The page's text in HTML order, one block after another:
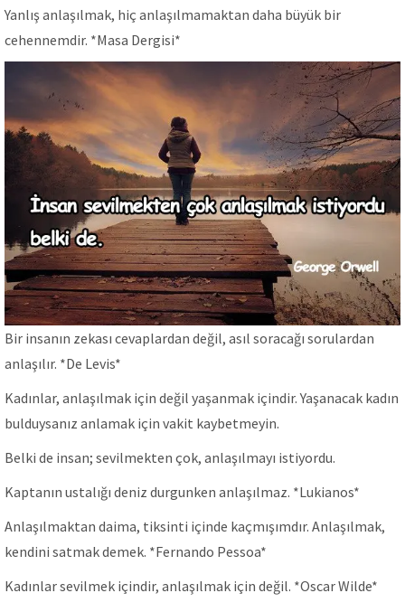
Yanlış anlaşılmak, hiç anlaşılmamaktan daha büyük bir
cehennemdir. *Masa Dergisi*
Bir insanın zekası cevaplardan değil, asıl soracağı sorulardan
anlaşılır. *De Levis*
Kadınlar, anlaşılmak için değil yaşanmak içindir. Yaşanacak kadın
bulduysanız anlamak için vakit kaybetmeyin.
Belki de insan; sevilmekten çok, anlaşılmayı istiyordu.
Kaptanın ustalığı deniz durgunken anlaşılmaz. *Lukianos*
Anlaşılmaktan daima, tiksinti içinde kaçmışımdır. Anlaşılmak,
kendini satmak demek. *Fernando Pessoa*
Kadınlar sevilmek içindir, anlaşılmak için değil. *Oscar Wilde*